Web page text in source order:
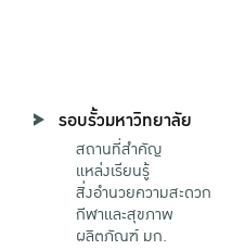
รอบรั้วมหาวิทยาลัย
สถานที่สำคัญ
แหล่งเรียนรู้
สิ่งอำนวยความสะดวก
กีฬาและสุขภาพ
ผลิตภัณฑ์ มก.